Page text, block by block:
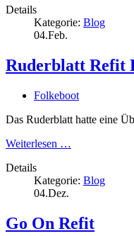
Details
Kategorie: Blog
04.Feb.
Ruderblatt Refit
Folkeboot
Das Ruderblatt hatte eine
Weiterlesen …
Details
Kategorie: Blog
04.Dez.
Go On Refit